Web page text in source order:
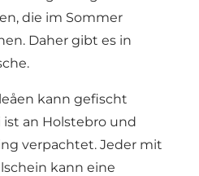
die im Sommer
Daher gibt es in
kann gefischt
ist an Holstebro und
verpachtet. Jeder mit
kann eine